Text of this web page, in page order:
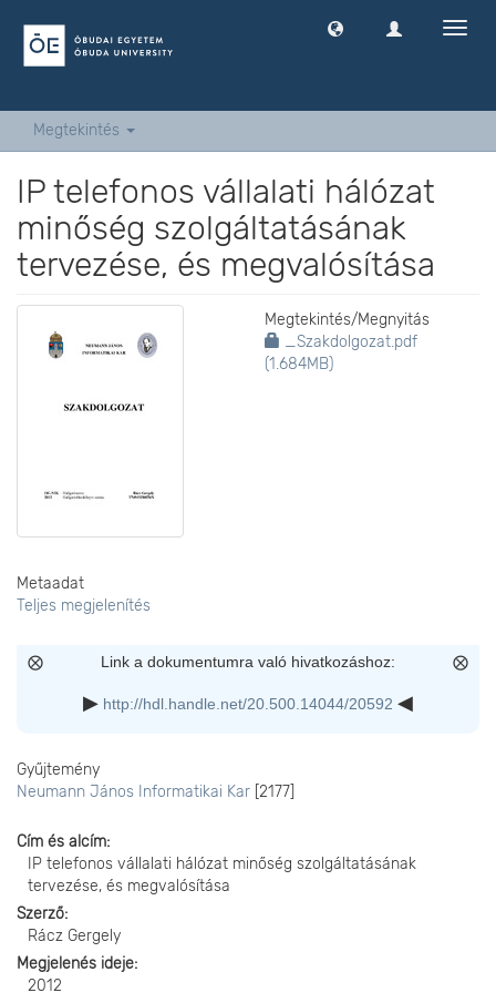
Megtekintés
IP telefonos vállalati hálózat
minőség szolgáltatásának
tervezése, és megvalósítása
Megtekintés/Megnyitás
_Szakdolgozat.pdf
(1.684MB)
Metaadat
Teljes megjelenítés
Link a dokumentumra való hivatkozáshoz:
http://hdl.handle.net/20.500.14044/20592
Gyűjtemény
Neumann János Informatikai Kar [2177]
Cím és alcím
IP telefonos vállalati hálózat minőség szolgáltatásának
tervezése, és megvalósítása
Szerző
Rácz Gergely
Megjelenés ideje
2012